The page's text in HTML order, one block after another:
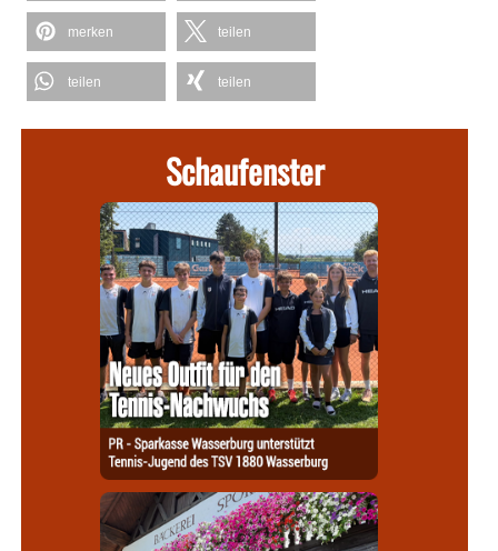
merken teilen
teilen teilen
Schaufenster